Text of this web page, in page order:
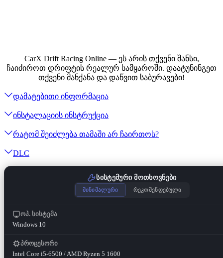
CarX Drift Racing Online — ეს არის თქვენი შანსი,
ჩაიძიროთ დრიფტის რეალურ სამყაროში. დაატუნინგეთ
თქვენი მანქანა და დაწვით საბურავები!
დამატებითი ინფორმაცია
ინსტალაციის ინსტრუქცია
რატომ შეიძლება თამაში არ ჩაირთოს?
DLC
სისტემური მოთხოვნები
მინიმალური რეკომენდებული
ოპ. სისტემა
Windows 10
პროცესორი
Intel Core i5-6500 / AMD Ryzen 5 1600